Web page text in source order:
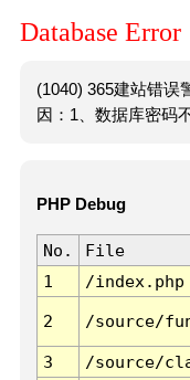
Database Error
(1040) 365建站错误
因：1、数据库密码
PHP Debug
No. File
1
/index.php
2 /source/
3 /source/